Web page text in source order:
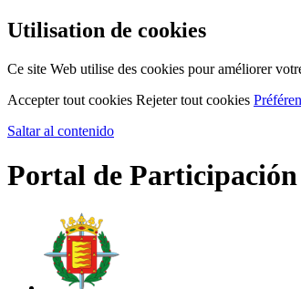
Utilisation de cookies
Ce site Web utilise des cookies pour améliorer
Accepter tout cookies Rejeter tout cookies
Saltar al contenido
Portal de Participación